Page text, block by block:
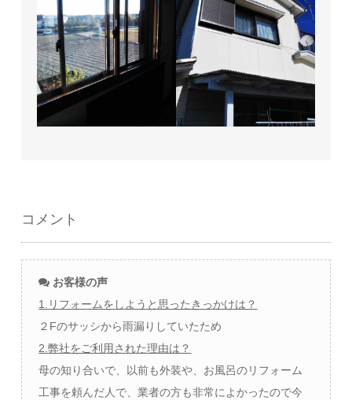
コメント
お客様の声
1.リフォームをしようと思ったきっかけは？
２Fのサッシから雨漏りしていたため
2.弊社をご利用された理由は？
母の知り合いで、以前も外装や、お風呂のリフォーム
工事を頼んだ人で、業者の方も非常によかったので今